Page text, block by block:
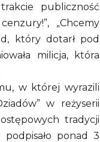
publiczność
„Chcemy
który dotarł pod
milicja, która
w której wyrazili
w reżyserii
tradycji
ponad 3